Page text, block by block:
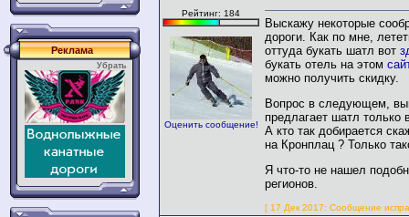
Реклама
Убрать
Рейтинг: 184
Оценить сообщение!
Выскажу некоторые
дороги. Как по мне,
оттуда букать шатл вот
букать отель на этом
можно получить скидку.
Вопрос в следующем,
предлагает шатл только
А кто так добирается
на Кронплац ? Только
Я что-то не нашел
регионов.
[ 17 Дек 2017: Сообщение